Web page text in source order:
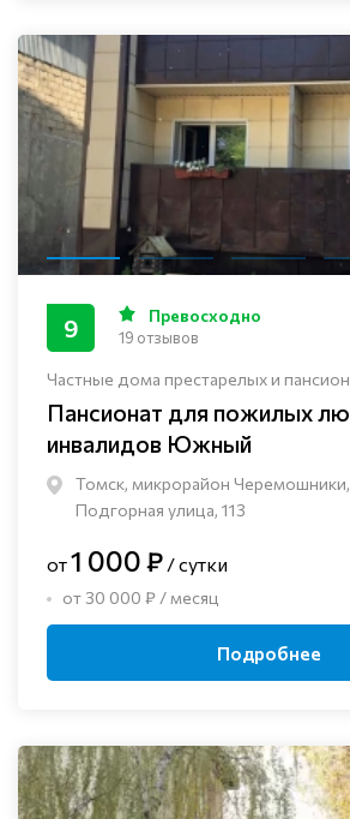
Частные дома престарелых и
Пансионат для пожилых
инвалидов Южный
Томск, микрорайон
Подгорная улица, 113
9 Превосходно
19 отзывов
от1 000 ₽ / сутки
от 30 000 ₽ / месяц
Подробнее